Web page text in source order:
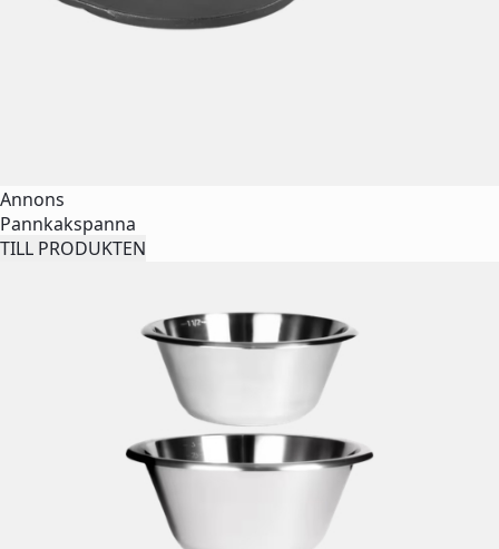
Annons
Pannkakspanna
TILL PRODUKTEN